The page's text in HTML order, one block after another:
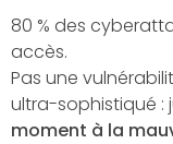
80 % des
accès.
Pas une
ultra-sophistiqué :
moment à la